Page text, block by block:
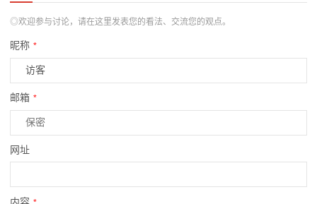
◎欢迎参与讨论，请在这里发表您的看法、交流您的观点。
昵称 *
邮箱 *
网址
内容